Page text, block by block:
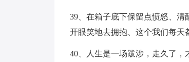
39、在箱子底下保留点愤怒、
开眼笑地去拥抱、这个我们每天
40、人生是一场跋涉，走久了